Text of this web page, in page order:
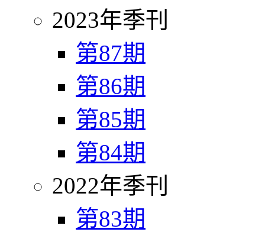
2023年季刊
第87期
第86期
第85期
第84期
2022年季刊
第83期